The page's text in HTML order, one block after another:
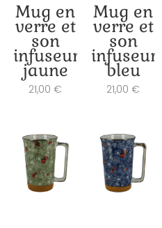
Mug en
verre et
son
infuseur
jaune
21,00 €
Mug en
verre et
son
infuseur
bleu
21,00 €